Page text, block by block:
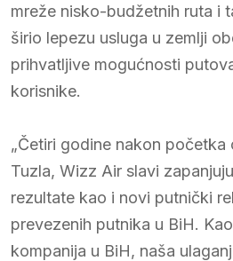
mreže nisko-budžetnih ruta i
širio lepezu usluga u zemlji
prihvatljive mogućnosti
korisnike.
„Četiri godine nakon početka
Tuzla, Wizz Air slavi
rezultate kao i novi putnički
prevezenih putnika u BiH.
kompanija u BiH, naša